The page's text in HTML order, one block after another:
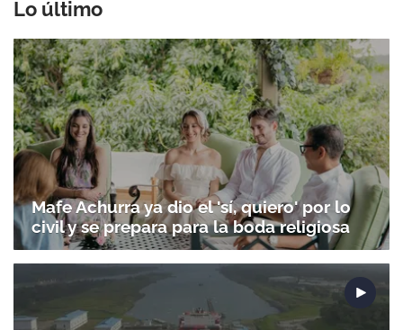
ACEPTAR
Lo último
Mafe Achurra ya dio el 'sí, quiero' por lo
civil y se prepara para la boda religiosa